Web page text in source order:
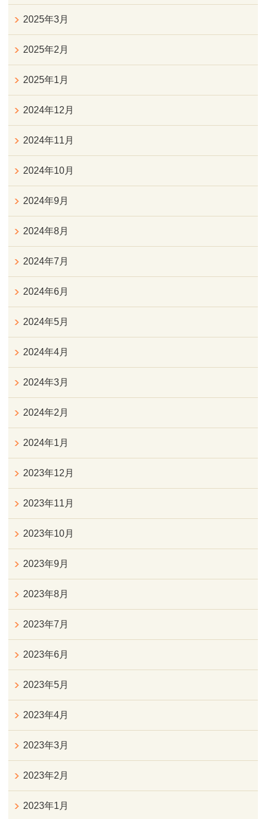
2025年3月
2025年2月
2025年1月
2024年12月
2024年11月
2024年10月
2024年9月
2024年8月
2024年7月
2024年6月
2024年5月
2024年4月
2024年3月
2024年2月
2024年1月
2023年12月
2023年11月
2023年10月
2023年9月
2023年8月
2023年7月
2023年6月
2023年5月
2023年4月
2023年3月
2023年2月
2023年1月